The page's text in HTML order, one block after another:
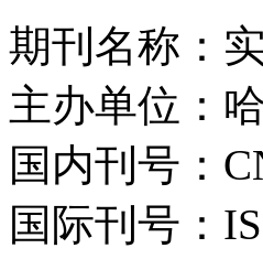
期刊名称：
主办单位：
国内刊号：
国际刊号：